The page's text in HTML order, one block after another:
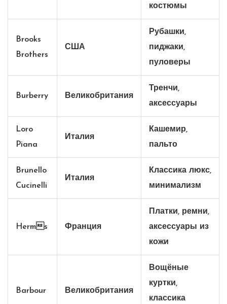
костюмы
Brooks
Brothers
США
Рубашки,
пиджаки,
пуловеры
Burberry Великобритания
Тренчи,
аксессуары
Loro
Piana
Италия
Кашемир,
пальто
Brunello
Cucinelli
Италия
Классика люкс,
минимализм
Herms Франция
Платки, ремни,
аксессуары из
кожи
Barbour Великобритания
Вощёные
куртки,
классика